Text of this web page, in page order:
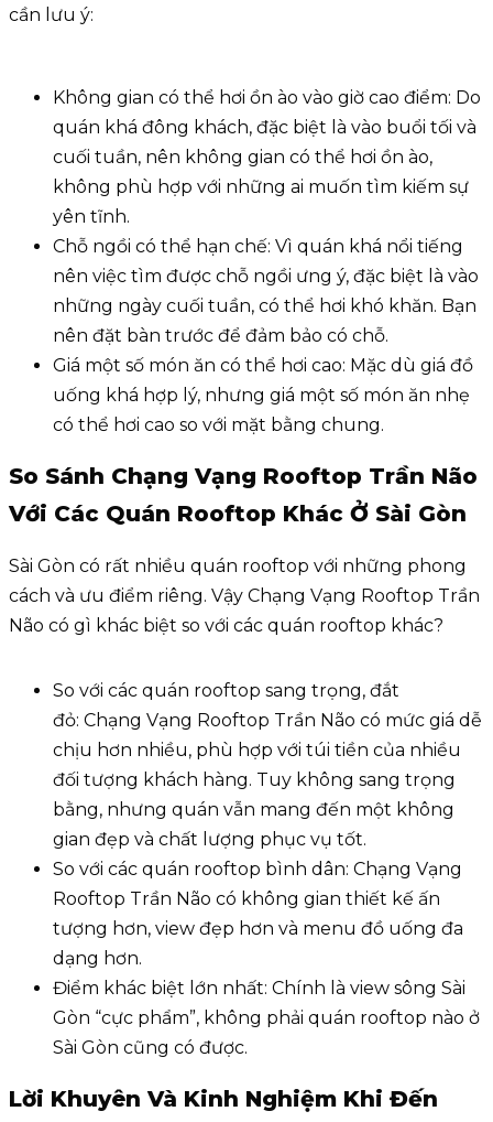
cần lưu ý:
Không gian có thể hơi ồn ào vào giờ cao điểm: Do
quán khá đông khách, đặc biệt là vào buổi tối và
cuối tuần, nên không gian có thể hơi ồn ào,
không phù hợp với những ai muốn tìm kiếm sự
yên tĩnh.
Chỗ ngồi có thể hạn chế: Vì quán khá nổi tiếng
nên việc tìm được chỗ ngồi ưng ý, đặc biệt là vào
những ngày cuối tuần, có thể hơi khó khăn. Bạn
nên đặt bàn trước để đảm bảo có chỗ.
Giá một số món ăn có thể hơi cao: Mặc dù giá đồ
uống khá hợp lý, nhưng giá một số món ăn nhẹ
có thể hơi cao so với mặt bằng chung.
So Sánh Chạng Vạng Rooftop Trần Não
Với Các Quán Rooftop Khác Ở Sài Gòn
Sài Gòn có rất nhiều quán rooftop với những phong
cách và ưu điểm riêng. Vậy Chạng Vạng Rooftop Trần
Não có gì khác biệt so với các quán rooftop khác?
So với các quán rooftop sang trọng, đắt
đỏ: Chạng Vạng Rooftop Trần Não có mức giá dễ
chịu hơn nhiều, phù hợp với túi tiền của nhiều
đối tượng khách hàng. Tuy không sang trọng
bằng, nhưng quán vẫn mang đến một không
gian đẹp và chất lượng phục vụ tốt.
So với các quán rooftop bình dân: Chạng Vạng
Rooftop Trần Não có không gian thiết kế ấn
tượng hơn, view đẹp hơn và menu đồ uống đa
dạng hơn.
Điểm khác biệt lớn nhất: Chính là view sông Sài
Gòn “cực phẩm”, không phải quán rooftop nào ở
Sài Gòn cũng có được.
Lời Khuyên Và Kinh Nghiệm Khi Đến